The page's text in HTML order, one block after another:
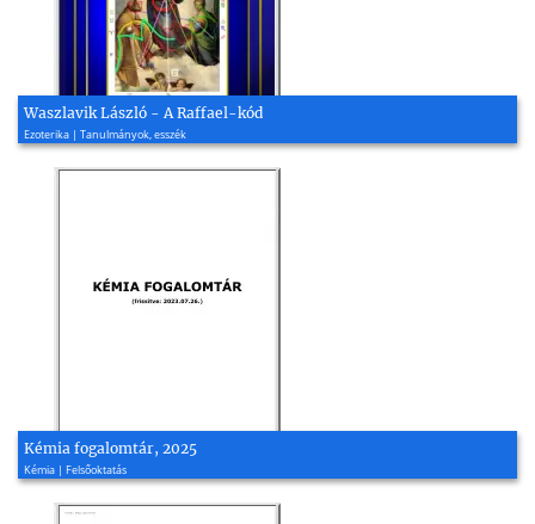
Waszlavik László - A Raffael-kód
Ezoterika | Tanulmányok, esszék
Kémia fogalomtár, 2025
Kémia | Felsőoktatás